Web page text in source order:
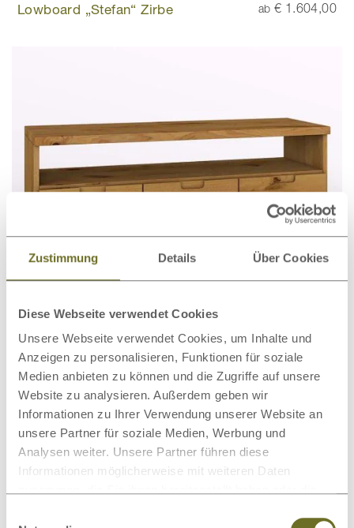
Zustimmung Details Über Cookies
Diese Webseite verwendet Cookies
Unsere Webseite verwendet Cookies, um Inhalte und
Anzeigen zu personalisieren, Funktionen für soziale
Medien anbieten zu können und die Zugriffe auf unsere
Website zu analysieren. Außerdem geben wir
Informationen zu Ihrer Verwendung unserer Website an
unsere Partner für soziale Medien, Werbung und
Analysen weiter. Unsere Partner führen diese
Informationen möglicherweise mit weiteren Daten
Lowboard „Stefan“ Zirbe ab € 1.604,00
Lowboard „Lukas“ Wildeiche